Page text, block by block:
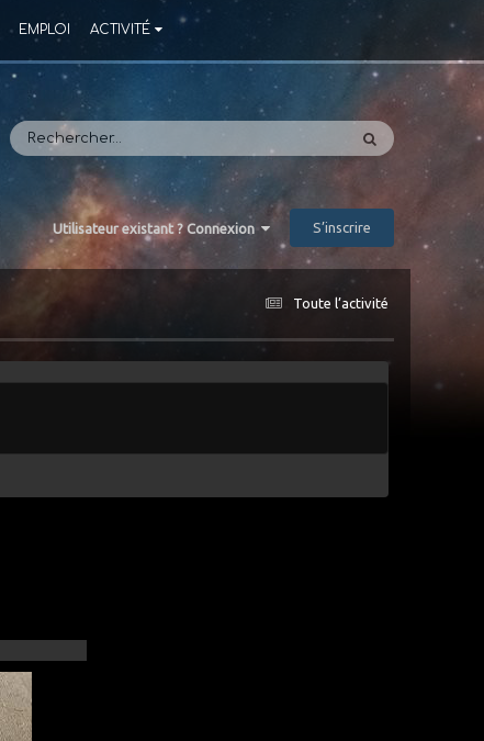
EMPLOI ACTIVITÉ
Utilisateur existant ? Connexion S’inscrire
Toute l’activité